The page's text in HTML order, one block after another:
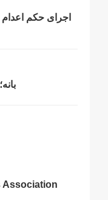
Association